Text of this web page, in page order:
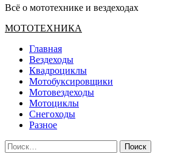
Всё о мототехнике и вездеходах
Основное
МОТОТЕХНИКА
Главная
Вездеходы
Квадроциклы
Мотобуксировщики
Мотовездеходы
Мотоциклы
Снегоходы
Разное
Найти: